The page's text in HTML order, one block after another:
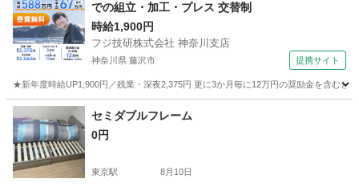
入谷駅 弦楽器、ギター R100
での組立・加工・プレス 交替制
時給1,900円
フジ技研株式会社 神奈川支店
神奈川県 藤沢市 提携サイト
★新年度時給UP1,900円／残業・深夜2,375円 更に3か月毎に12万円の奨励金を含む
神奈川 藤沢市 その他
セミダブルフレーム
0円
東京駅 8月10日